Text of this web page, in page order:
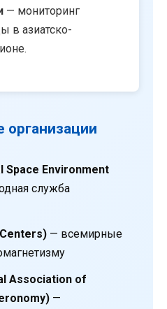
— мониторинг
в азиатско-
Space Environment
служба
— всемирные
Association of
—